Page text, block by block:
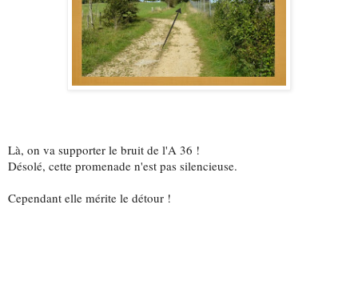
Là, on va supporter le bruit de l'A 36 !
Désolé, cette promenade n'est pas silencieuse.
Cependant elle mérite le détour !